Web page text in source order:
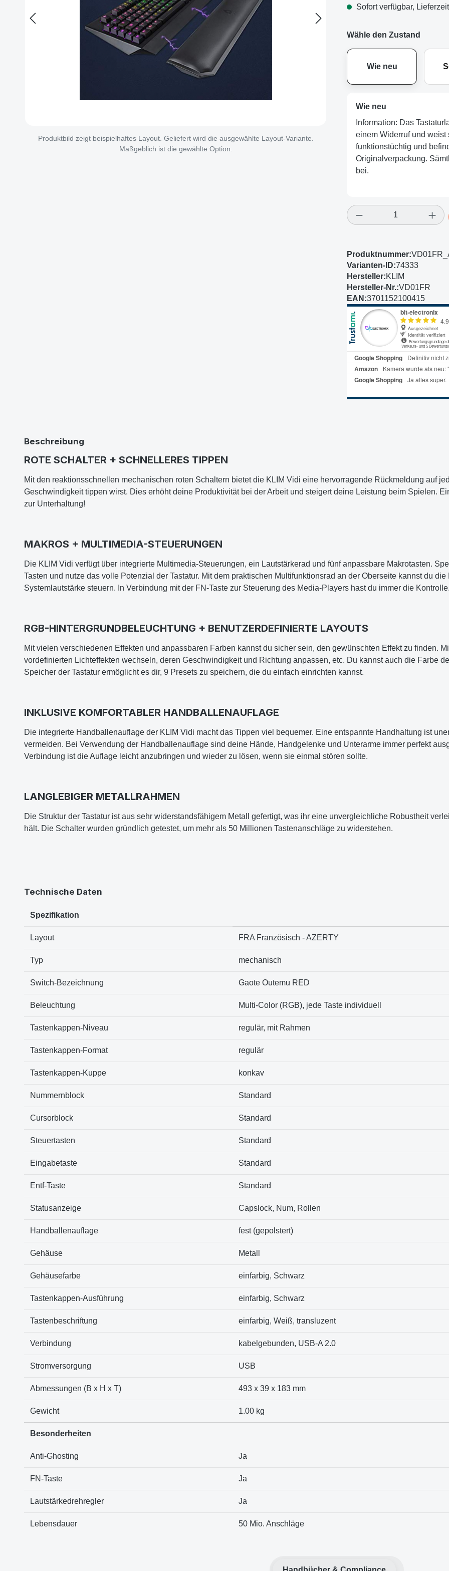
Produktbild zeigt beispielhaftes Layout. Geliefert wird die ausgewählte Layout-Variante.
Maßgeblich ist die gewählte Option.
Sofort verfügbar,
Wähle den Zustand
Wie neu
Wie neu
Information: Das
einem Widerruf und
funktionstüchtig und
Originalverpackung.
bei.
Produkt Anzahl:
Produktnummer:
Varianten-ID:74333
Hersteller:KLIM
Hersteller-Nr.:VD01FR
EAN:3701152100415
Beschreibung
ROTE SCHALTER + SCHNELLERES TIPPEN
Mit den reaktionsschnellen mechanischen roten Schaltern bietet die KLIM Vidi eine hervorragende Rückmeldung auf
Geschwindigkeit tippen wirst. Dies erhöht deine Produktivität bei der Arbeit und steigert deine Leistung beim Spielen.
zur Unterhaltung!
MAKROS + MULTIMEDIA-STEUERUNGEN
Die KLIM Vidi verfügt über integrierte Multimedia-Steuerungen, ein Lautstärkerad und fünf anpassbare Makrotasten.
Tasten und nutze das volle Potenzial der Tastatur. Mit dem praktischen Multifunktionsrad an der Oberseite kannst du
Systemlautstärke steuern. In Verbindung mit der FN-Taste zur Steuerung des Media-Players hast du immer die
RGB-HINTERGRUNDBELEUCHTUNG + BENUTZERDEFINIERTE LAYOUTS
Mit vielen verschiedenen Effekten und anpassbaren Farben kannst du sicher sein, den gewünschten Effekt zu finden.
vordefinierten Lichteffekten wechseln, deren Geschwindigkeit und Richtung anpassen, etc. Du kannst auch die Farbe
Speicher der Tastatur ermöglicht es dir, 9 Presets zu speichern, die du einfach einrichten kannst.
INKLUSIVE KOMFORTABLER HANDBALLENAUFLAGE
Die integrierte Handballenauflage der KLIM Vidi macht das Tippen viel bequemer. Eine entspannte Handhaltung ist
vermeiden. Bei Verwendung der Handballenauflage sind deine Hände, Handgelenke und Unterarme immer perfekt
Verbindung ist die Auflage leicht anzubringen und wieder zu lösen, wenn sie einmal stören sollte.
LANGLEBIGER METALLRAHMEN
Die Struktur der Tastatur ist aus sehr widerstandsfähigem Metall gefertigt, was ihr eine unvergleichliche Robustheit
hält. Die Schalter wurden gründlich getestet, um mehr als 50 Millionen Tastenanschläge zu widerstehen.
Technische Daten
Spezifikation
Layout FRA Französisch - AZERTY
Typ mechanisch
Switch-Bezeichnung Gaote Outemu RED
Beleuchtung Multi-Color (RGB), jede Taste individuell
Tastenkappen-Niveau regulär, mit Rahmen
Tastenkappen-Format regulär
Tastenkappen-Kuppe konkav
Nummernblock Standard
Cursorblock Standard
Steuertasten Standard
Eingabetaste Standard
Entf-Taste Standard
Statusanzeige Capslock, Num, Rollen
Handballenauflage fest (gepolstert)
Gehäuse Metall
Gehäusefarbe einfarbig, Schwarz
Tastenkappen-Ausführung einfarbig, Schwarz
Tastenbeschriftung einfarbig, Weiß, transluzent
Verbindung kabelgebunden, USB-A 2.0
Stromversorgung USB
Abmessungen (B x H x T) 493 x 39 x 183 mm
Gewicht 1.00 kg
Besonderheiten
Anti-Ghosting Ja
FN-Taste Ja
Lautstärkedrehregler Ja
Lebensdauer 50 Mio. Anschläge